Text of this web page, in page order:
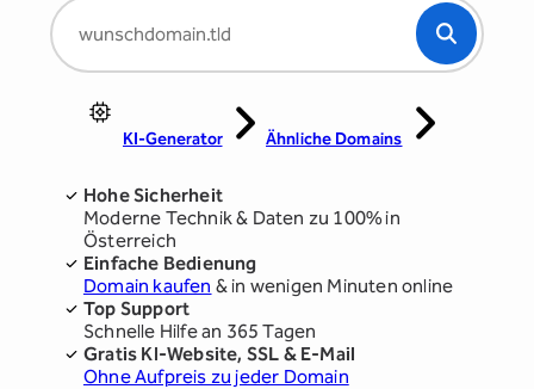
KI-Generator Ähnliche Domains
Hohe Sicherheit
Moderne Technik & Daten zu 100% in
Österreich
Einfache Bedienung
Domain kaufen & in wenigen Minuten online
Top Support
Schnelle Hilfe an 365 Tagen
Gratis KI-Website, SSL & E-Mail
Ohne Aufpreis zu jeder Domain